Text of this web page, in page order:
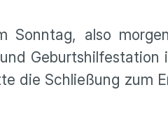
Sonntag, also
Geburtshilfestation
die Schließung zum